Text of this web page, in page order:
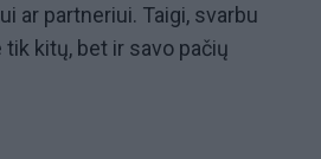
ar partneriui. Taigi, svarbu
kitų, bet ir savo pačių